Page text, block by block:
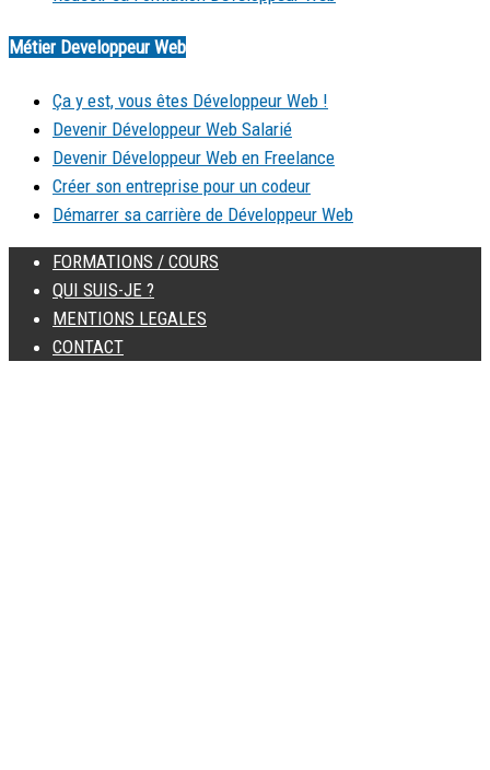
Métier Developpeur Web
Ça y est, vous êtes Développeur Web !
Devenir Développeur Web Salarié
Devenir Développeur Web en Freelance
Créer son entreprise pour un codeur
Démarrer sa carrière de Développeur Web
FORMATIONS / COURS
QUI SUIS-JE ?
MENTIONS LEGALES
CONTACT